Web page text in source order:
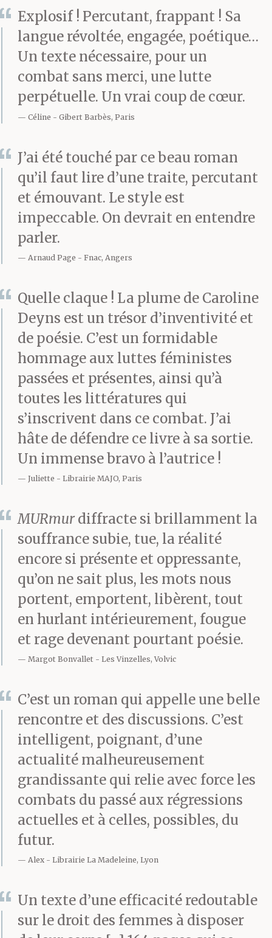
Explosif ! Percutant, frappant ! Sa
langue révoltée, engagée, poétique…
Un texte nécessaire, pour un
combat sans merci, une lutte
perpétuelle. Un vrai coup de cœur.
Céline Gibert Barbès, Paris
J’ai été touché par ce beau roman
qu’il faut lire d’une traite, percutant
et émouvant. Le style est
impeccable. On devrait en entendre
parler.
Arnaud Page Fnac, Angers
Quelle claque ! La plume de Caroline
Deyns est un trésor d’inventivité et
de poésie. C’est un formidable
hommage aux luttes féministes
passées et présentes, ainsi qu’à
toutes les littératures qui
s’inscrivent dans ce combat. J’ai
hâte de défendre ce livre à sa sortie.
Un immense bravo à l’autrice !
Juliette Librairie MAJO, Paris
MURmurdiffracte si brillamment la
souffrance subie, tue, la réalité
encore si présente et oppressante,
qu’on ne sait plus, les mots nous
portent, emportent, libèrent, tout
en hurlant intérieurement, fougue
et rage devenant pourtant poésie.
Margot Bonvallet Les Vinzelles, Volvic
C’est un roman qui appelle une belle
rencontre et des discussions. C’est
intelligent, poignant, d’une
actualité malheureusement
grandissante qui relie avec force les
combats du passé aux régressions
actuelles et à celles, possibles, du
futur.
Alex Librairie La Madeleine, Lyon
Un texte d’une efficacité redoutable
sur le droit des femmes à disposer